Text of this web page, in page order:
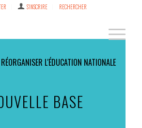
S’INSCRIRE RECHERCHER
RÉORGANISER L'ÉDUCATION NATIONALE
BASE